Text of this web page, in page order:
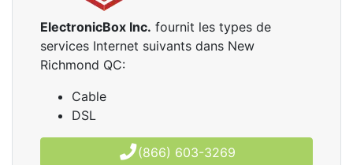
ElectronicBox Inc. fournit les types de
services Internet suivants dans New
Richmond QC:
Cable
DSL
(866) 603-3269